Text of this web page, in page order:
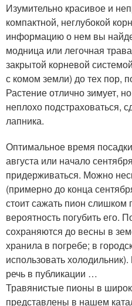
Изумительно красивое и
компактной, неглубокой
информацию о нем вы
модница или легочная
закрытой корневой
с комом земли) до тех пор,
Растение отлично зимует,
неплохо подстраховаться,
лапника.
Оптимальное время
августа или начало
придерживаться. Можно
(примерно до конца
стоит сажать пион
вероятность погубить его.
сохраняются до весны в
хранила в погребе; в
использовать
речь в публикации …
Травянистые пионы в
представлены в нашем